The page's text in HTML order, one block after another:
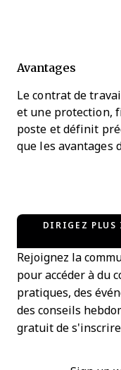
Avantages
Le contrat de
et une protection,
poste et définit
que les avantages
DIRIGEZ PLUS
Rejoignez la
pour accéder à du
pratiques, des
des conseils
gratuit de